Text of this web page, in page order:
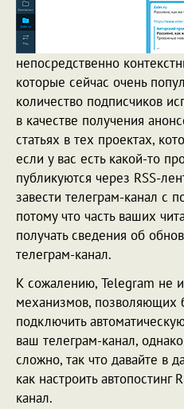
непосредственно
которые сейчас очень
количество подписчиков
в качестве получения
статьях в тех проектах,
если у вас есть какой-то
публикуются через RSS-
завести телеграм-канал с
потому что часть ваших
получать сведения об
телеграм-канал.
К сожалению, Telegram не
механизмов, позволяющих
подключить
ваш телеграм-канал,
сложно, так что давайте в
как настроить
канал.